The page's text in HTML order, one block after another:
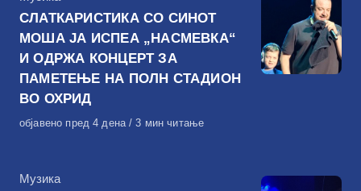
СЛАТКАРИСТИКА СО СИНОТ
МОША ЈА ИСПЕА „НАСМЕВКА“
И ОДРЖА КОНЦЕРТ ЗА
ПАМЕТЕЊЕ НА ПОЛН СТАДИОН
ВО ОХРИД
Објавено
објавено пред 4 дена 3 мин читање
КАтегорија
Музика